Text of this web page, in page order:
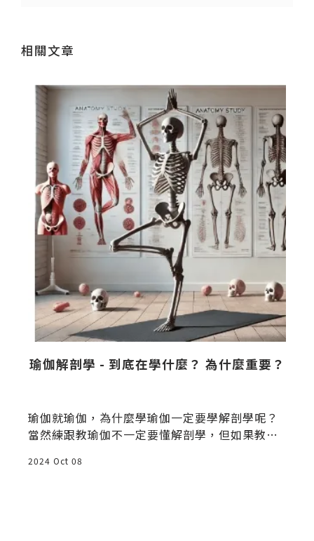
相關文章
瑜伽解剖學 - 到底在學什麼？ 為什麼重要？
瑜伽就瑜伽，為什麼學瑜伽一定要學解剖學呢？
當然練跟教瑜伽不一定要懂解剖學，但如果教學
重學生的基本素養。
2024 Oct 08